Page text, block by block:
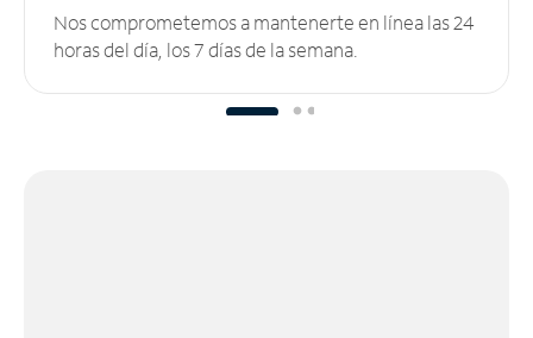
Nos comprometemos a mantenerte en línea las 24
horas del día, los 7 días de la semana.